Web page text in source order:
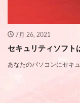
7月 26, 2021
セキュリティソフト
あなたのパソコンにセキ